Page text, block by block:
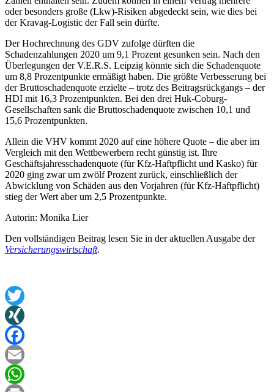
oder besonders große (Lkw)-Risiken abgedeckt sein, wie dies bei
der Kravag-Logistic der Fall sein dürfte.
Der Hochrechnung des GDV zufolge dürften die
Schadenzahlungen 2020 um 9,1 Prozent gesunken sein. Nach den
Überlegungen der V.E.R.S. Leipzig könnte sich die Schadenquote
um 8,8 Prozentpunkte ermäßigt haben. Die größte Verbesserung bei
der Bruttoschadenquote erzielte – trotz des Beitragsrückgangs – der
HDI mit 16,3 Prozentpunkten. Bei den drei Huk-Coburg-
Gesellschaften sank die Bruttoschadenquote zwischen 10,1 und
15,6 Prozentpunkten.
Allein die VHV kommt 2020 auf eine höhere Quote – die aber im
Vergleich mit den Wettbewerbern recht günstig ist. Ihre
Geschäftsjahresschadenquote (für Kfz-Haftpflicht und Kasko) für
2020 ging zwar um zwölf Prozent zurück, einschließlich der
Abwicklung von Schäden aus den Vorjahren (für Kfz-Haftpflicht)
stieg der Wert aber um 2,5 Prozentpunkte.
Autorin: Monika Lier
Den vollständigen Beitrag lesen Sie in der aktuellen Ausgabe der
Versicherungswirtschaft.
Twitter
XING
Facebook
Email